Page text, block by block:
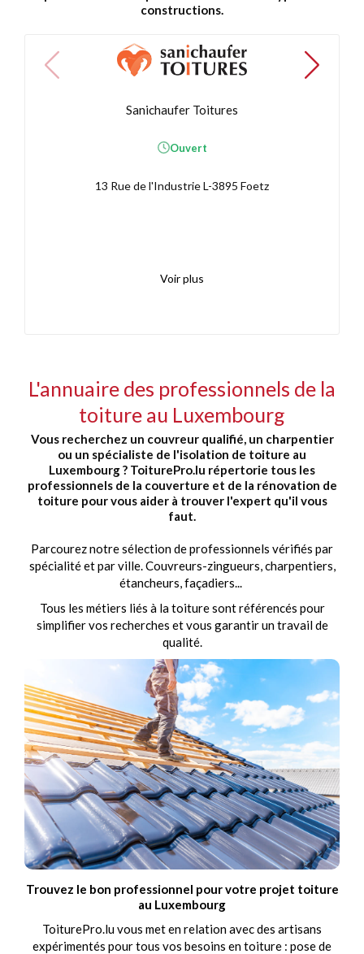
constructions.
Sanichaufer Toitures
Ouvert
13 Rue de l'Industrie L-3895 Foetz
Voir plus
L'annuaire des professionnels de la
toiture au Luxembourg
Vous recherchez un couvreur qualifié, un charpentier
ou un spécialiste de l'isolation de toiture au
Luxembourg ? ToiturePro.lu répertorie tous les
professionnels de la couverture et de la rénovation de
toiture pour vous aider à trouver l'expert qu'il vous
faut.
Parcourez notre sélection de professionnels vérifiés par
spécialité et par ville. Couvreurs-zingueurs, charpentiers,
étancheurs, façadiers...
Tous les métiers liés à la toiture sont référencés pour
simplifier vos recherches et vous garantir un travail de
qualité.
Trouvez le bon professionnel pour votre projet toiture
au Luxembourg
ToiturePro.lu vous met en relation avec des artisans
expérimentés pour tous vos besoins en toiture : pose de